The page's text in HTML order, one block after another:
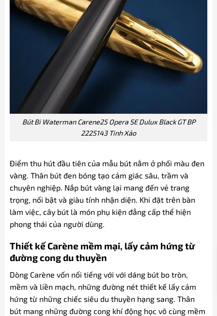
Bút Bi Waterman Carene25 Opera SE Dulux Black GT BP
2225143 Tinh Xảo
Điểm thu hút đầu tiên của mẫu bút nằm ở phối màu đen
vàng. Thân bút đen bóng tạo cảm giác sâu, trầm và
chuyên nghiệp. Nắp bút vàng lại mang đến vẻ trang
trọng, nổi bật và giàu tính nhận diện. Khi đặt trên bàn
làm việc, cây bút là món phụ kiện đẳng cấp thể hiện
phong thái của người dùng.
Thiết kế Carène mềm mại, lấy cảm hứng từ
đường cong du thuyền
Dòng Carène vốn nổi tiếng với với dáng bút bo tròn,
mềm và liền mạch, những đường nét thiết kế lấy cảm
hứng từ những chiếc siêu du thuyền hạng sang. Thân
bút mang những đường cong khí động học vô cùng mềm